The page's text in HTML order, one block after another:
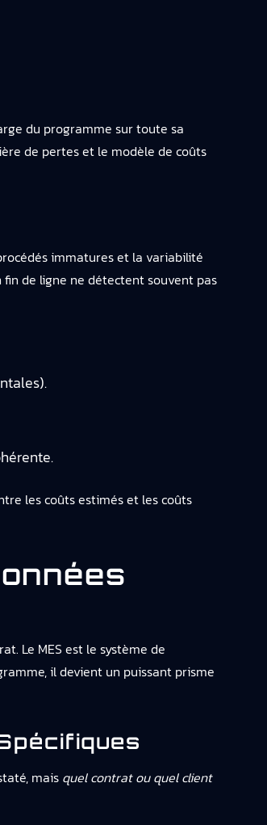
du programme sur toute sa
de pertes et le modèle de coûts
immatures et la variabilité
de ligne ne détectent souvent pas
les coûts estimés et les coûts
Le MES est le système de
il devient un puissant prisme
mais quel contrat ou quel client